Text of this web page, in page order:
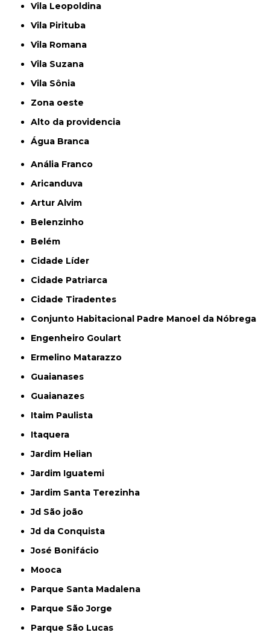
Vila Leopoldina
Vila Pirituba
Vila Romana
Vila Suzana
Vila Sônia
Zona oeste
alto da providencia
Água Branca
Anália Franco
Aricanduva
Artur Alvim
Belenzinho
Belém
Cidade Líder
Cidade Patriarca
Cidade Tiradentes
Conjunto Habitacional Padre Manoel da Nóbrega
Engenheiro Goulart
Ermelino Matarazzo
Guaianases
Guaianazes
Itaim Paulista
Itaquera
Jardim Helian
Jardim Iguatemi
Jardim Santa Terezinha
Jd São joão
Jd da Conquista
José Bonifácio
Mooca
Parque Santa Madalena
Parque São Jorge
Parque São Lucas